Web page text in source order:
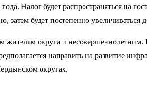
года. Налог будет распространяться
затем будет постепенно
округа и
направить на развитие
округах.